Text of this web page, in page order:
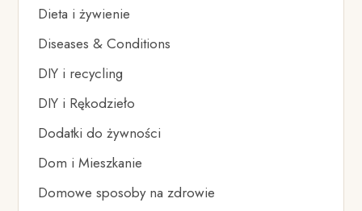
Dieta i żywienie
Diseases & Conditions
DIY i recycling
DIY i Rękodzieło
Dodatki do żywności
Dom i Mieszkanie
Domowe sposoby na zdrowie